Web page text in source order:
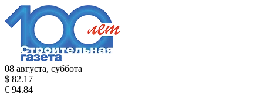
08 августа, суббота
$ 82.17
€ 94.84